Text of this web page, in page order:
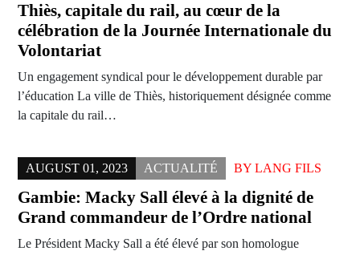
Thiès, capitale du rail, au cœur de la
célébration de la Journée Internationale du
Volontariat
Un engagement syndical pour le développement durable par
l’éducation La ville de Thiès, historiquement désignée comme
la capitale du rail…
AUGUST 01, 2023 ACTUALITÉ BY LANG FILS
Gambie: Macky Sall élevé à la dignité de
Grand commandeur de l’Ordre national
Le Président Macky Sall a été élevé par son homologue